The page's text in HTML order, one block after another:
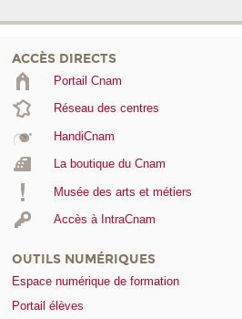
ACCÈS DIRECTS
Portail Cnam
Réseau des centres
HandiCnam
La boutique du Cnam
Musée des arts et métiers
Accès à IntraCnam
OUTILS NUMÉRIQUES
Espace numérique de formation
Portail élèves